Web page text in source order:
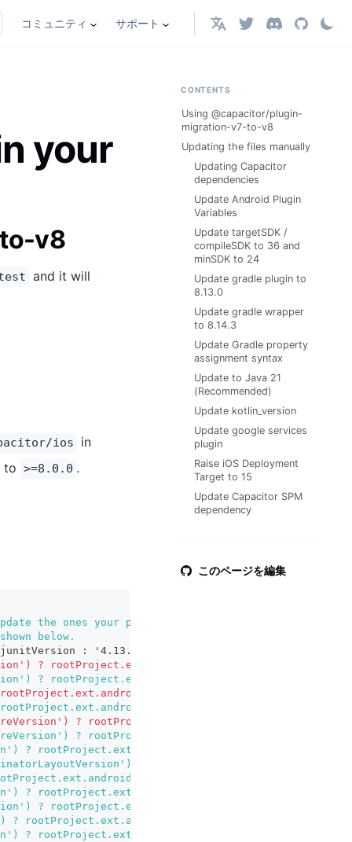
コミュニティ サポート 日本語
your
v8
and it will
ios
in
to >=8.0.0 .
the ones your plugin actually uses.
below.
: '4.13.2'
? rootProject.ext.androidxAppCompatVersion :
? rootProject.ext.androidxAppCompatVersion :
: '1.2.1'
: '1.3.0'
?
?
? rootProject.ext.androidxActivityVersion : '1.11.0'
?
: '1.17.0'
? rootProject.ext.androidxFragmentVersion : '1.8.9'
? rootProject.ext.firebaseMessagingVersion :
rootProject.ext.androidxBrowserVersion : '1.9.0'
? rootProject.ext.androidxMaterialVersion : '1.13.0'
CONTENTS
Using @capacitor/plugin-
migration-v7-to-v8
Updating the files manually
Updating Capacitor
dependencies
Update Android Plugin
Variables
Update targetSDK /
compileSDK to 36 and
minSDK to 24
Update gradle plugin to
8.13.0
Update gradle wrapper
to 8.14.3
Update Gradle property
assignment syntax
Update to Java 21
(Recommended)
Update kotlin_version
Update google services
plugin
Raise iOS Deployment
Target to 15
Update Capacitor SPM
dependency
このページを編集